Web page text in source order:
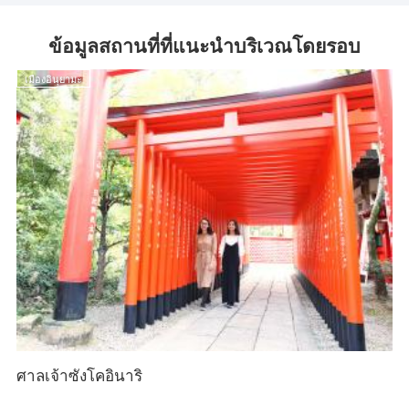
ข้อมูลสถานที่ที่แนะนำบริเวณโดยรอบ
เมืองอินุยามะ
ศาลเจ้าซังโคอินาริ